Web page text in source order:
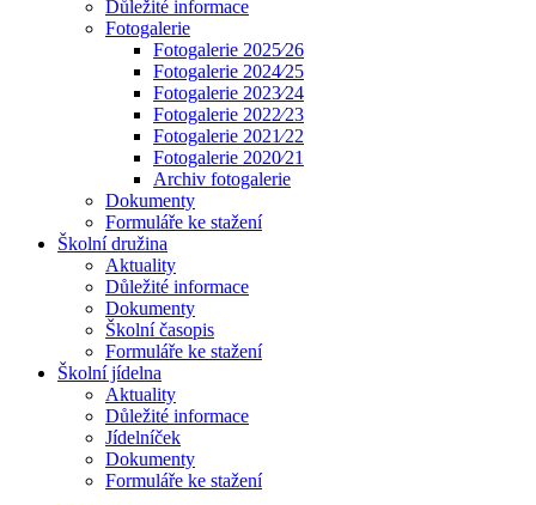
Důležité informace
Fotogalerie
Fotogalerie 2025⁄26
Fotogalerie 2024⁄25
Fotogalerie 2023⁄24
Fotogalerie 2022⁄23
Fotogalerie 2021⁄22
Fotogalerie 2020⁄21
Archiv fotogalerie
Dokumenty
Formuláře ke stažení
Školní družina
Aktuality
Důležité informace
Dokumenty
Školní časopis
Formuláře ke stažení
Školní jídelna
Aktuality
Důležité informace
Jídelníček
Dokumenty
Formuláře ke stažení